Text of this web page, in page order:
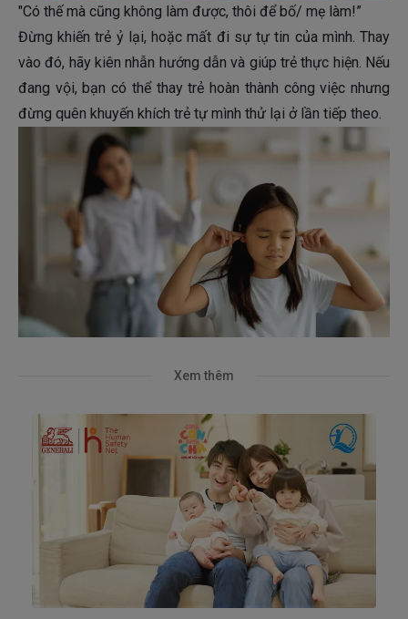
"Có thế mà cũng không làm được, thôi để bố/ mẹ làm!”
Đừng khiến trẻ ỷ lại, hoặc mất đi sự tự tin của mình. Thay
vào đó, hãy kiên nhẫn hướng dẫn và giúp trẻ thực hiện. Nếu
đang vội, bạn có thể thay trẻ hoàn thành công việc nhưng
đừng quên khuyến khích trẻ tự mình thử lại ở lần tiếp theo.
Xem thêm